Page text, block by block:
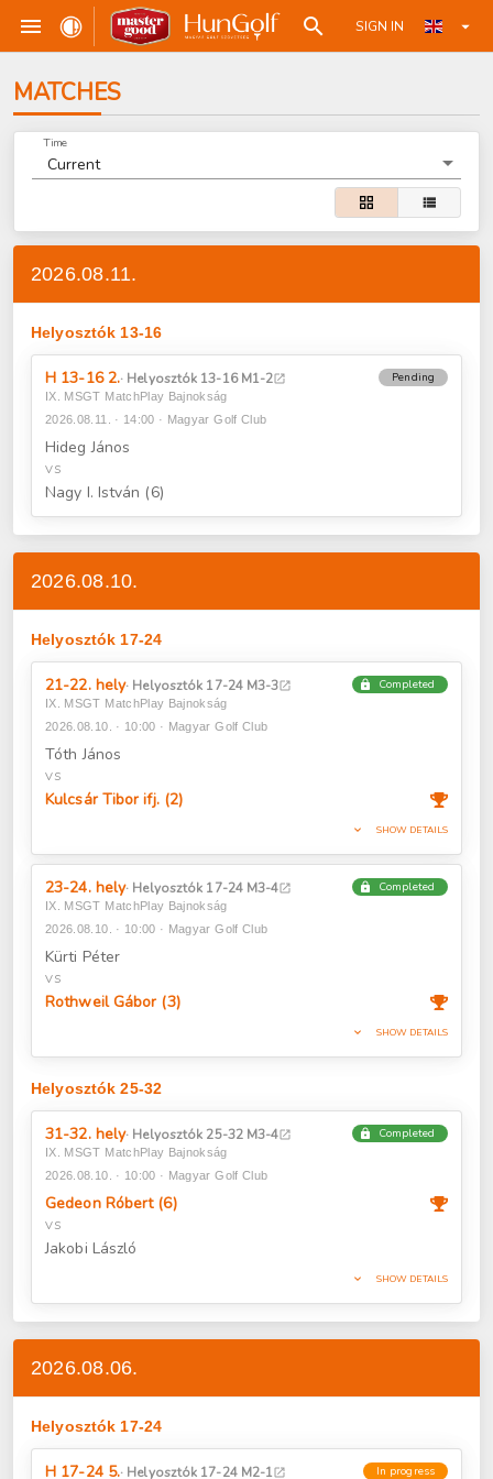
SIGN IN
MATCHES
Time
grid_view view_list
2026.08.11.
Helyosztók 13-16
H 13-16 2.· Helyosztók 13-16 M1-2open_in_new
IX. MSGT MatchPlay Bajnokság
Pending
2026.08.11. · 14:00 · Magyar Golf Club
Hideg János
VS
Nagy I. István (6)
2026.08.10.
Helyosztók 17-24
21-22. hely· Helyosztók 17-24 M3-3open_in_new
IX. MSGT MatchPlay Bajnokság
lock Completed
2026.08.10. · 10:00 · Magyar Golf Club
Tóth János
VS
Kulcsár Tibor ifj. (2)
expand_more SHOW DETAILS
23-24. hely· Helyosztók 17-24 M3-4open_in_new
IX. MSGT MatchPlay Bajnokság
lock Completed
2026.08.10. · 10:00 · Magyar Golf Club
Kürti Péter
VS
Rothweil Gábor (3)
expand_more SHOW DETAILS
Helyosztók 25-32
31-32. hely· Helyosztók 25-32 M3-4open_in_new
IX. MSGT MatchPlay Bajnokság
lock Completed
2026.08.10. · 10:00 · Magyar Golf Club
Gedeon Róbert (6)
VS
Jakobi László
expand_more SHOW DETAILS
2026.08.06.
Helyosztók 17-24
H 17-24 5.· Helyosztók 17-24 M2-1open_in_new In progress